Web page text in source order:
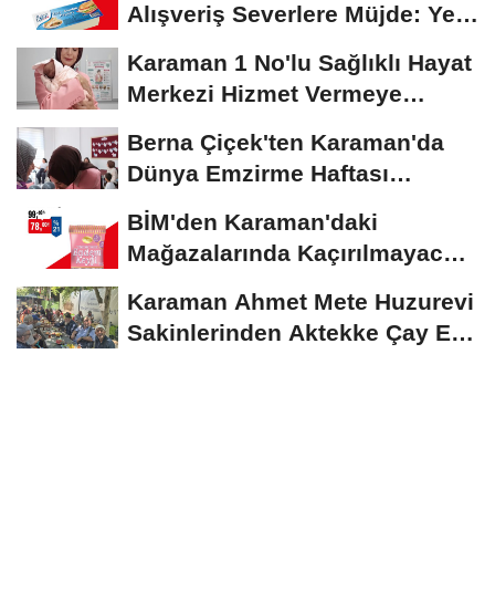
Alışveriş Severlere Müjde: Yeni
Karaman 1 No'lu Sağlıklı Hayat
Merkezi Hizmet Vermeye
Berna Çiçek'ten Karaman'da
Dünya Emzirme Haftası
Etkinliğine Ziyaret
BİM'den Karaman'daki
Mağazalarında Kaçırılmayacak
Karaman Ahmet Mete Huzurevi
Sakinlerinden Aktekke Çay Evi